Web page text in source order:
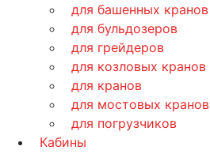
для башенных кранов
для бульдозеров
для грейдеров
для козловых кранов
для кранов
для мостовых кранов
для погрузчиков
Кабины